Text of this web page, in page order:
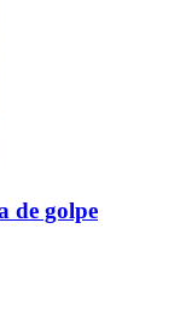
de golpe